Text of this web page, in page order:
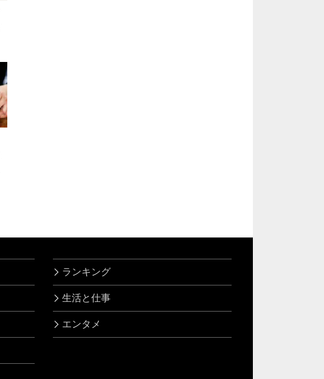
ランキング
生活と仕事
エンタメ